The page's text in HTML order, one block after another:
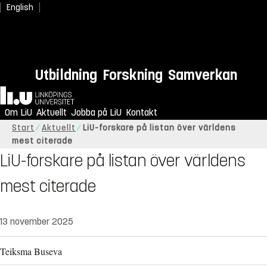
English
Utbildning Forskning Samverkan
Hem
Om LiU Aktuellt Jobba på LiU Kontakt
Start Aktuellt
LiU-forskare på listan över världens
mest citerade
LiU-forskare på listan över världens
mest citerade
13 november 2025
Teiksma Buseva